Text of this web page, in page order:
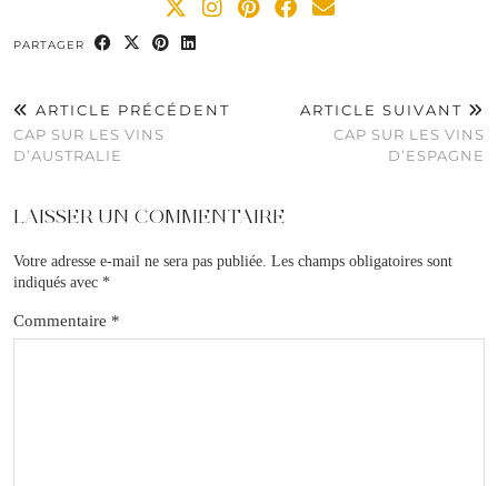
PARTAGER
ARTICLE PRÉCÉDENT
CAP SUR LES VINS
D’AUSTRALIE
ARTICLE SUIVANT
CAP SUR LES VINS
D’ESPAGNE
LAISSER UN COMMENTAIRE
Votre adresse e-mail ne sera pas publiée. Les champs obligatoires sont
indiqués avec *
Commentaire *